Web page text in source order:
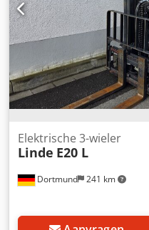
Dortmund 241 km
Elektrische 3-wieler
Linde E20 L